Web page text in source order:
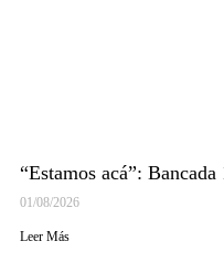
“Estamos acá”:
01/08/2026
Leer Más